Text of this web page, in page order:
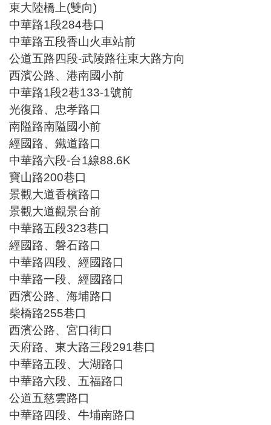
東大陸橋上(雙向)
中華路1段284巷口
中華路五段香山火車站前
公道五路四段-武陵路往東大路方向
西濱公路、港南國小前
中華路1段2巷133-1號前
光復路、忠孝路口
南隘路南隘國小前
經國路、鐵道路口
中華路六段-台1線88.6K
寶山路200巷口
景觀大道香檳路口
景觀大道觀景台前
中華路五段323巷口
經國路、磐石路口
中華路四段、經國路口
中華路一段、經國路口
西濱公路、海埔路口
柴橋路255巷口
西濱公路、宮口街口
天府路、東大路三段291巷口
中華路五段、大湖路口
中華路六段、五福路口
公道五慈雲路口
中華路四段、牛埔南路口